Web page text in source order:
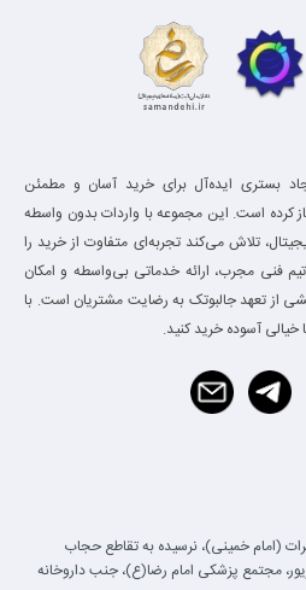
1400 با هدف ایجاد بستری ایده‌آل برای خرید آسان و مطمئن
کرده است. این مجموعه با واردات بدون واسطه
تلاش می‌کند تجربه‌ای متفاوت از خرید را
فنی مجرب، ارائه خدماتی بی‌واسطه و امکان
از تعهد جالبوتک به رضایت مشتریان است. با
خیالی آسوده خرید کنید.
(امام خمینی)، نرسیده به تقاطع حجاب